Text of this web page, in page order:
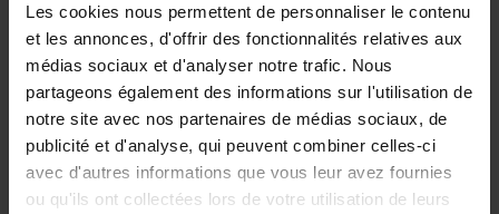
Les cookies nous permettent de personnaliser le contenu
et les annonces, d'offrir des fonctionnalités relatives aux
médias sociaux et d'analyser notre trafic. Nous
partageons également des informations sur l'utilisation de
notre site avec nos partenaires de médias sociaux, de
publicité et d'analyse, qui peuvent combiner celles-ci
avec d'autres informations que vous leur avez fournies
ou qu'ils ont collectées lors de votre utilisation de leurs
Building Bonds = Building
Business
Jochen Roef Jozefien De Feyter
Carolien Boom
Couverture souple
2025 200
€29,99